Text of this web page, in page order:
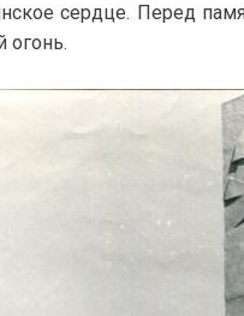
сердце. Перед
огонь.